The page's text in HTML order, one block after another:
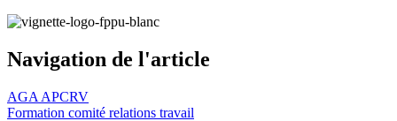
Navigation de l'article
AGA APCRV
Formation comité relations travail